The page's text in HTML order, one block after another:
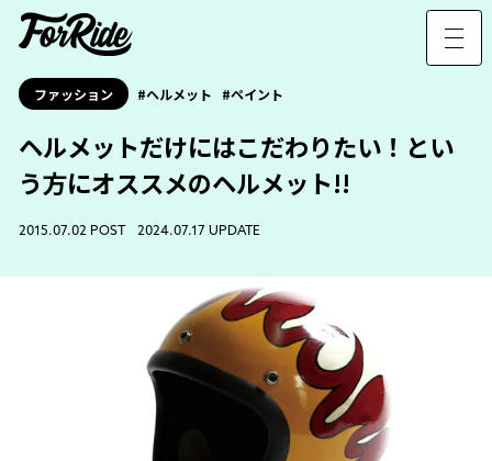
ファッション ヘルメット ペイント
ヘルメットだけにはこだわりたい！とい
う方にオススメのヘルメット!!
2015.07.02 POST 2024.07.17 UPDATE